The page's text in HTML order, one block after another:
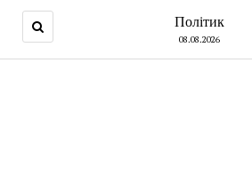
Політик
08.08.2026